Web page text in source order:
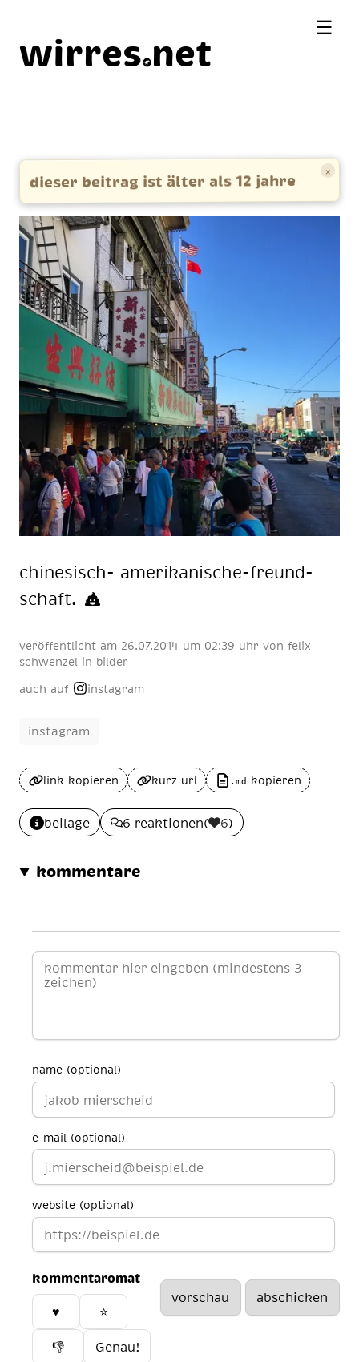
wirres net
×
dieser beitrag ist älter als 12 jahre
chi­ne­sisch- ame­ri­ka­ni­sche-freund­
schaft.
veröffentlicht am 26 07 2014 um 02:39 uhr von felix
schwenzel in bilder
auch auf instagram
instagram
link kopieren kurz url .md kopieren
beilage 6 reaktionen( 6)
kommentare
name (optional)
e-mail (optional)
website (optional)
kommentaromat
♥️ ⭐
👎 Genau!
☰